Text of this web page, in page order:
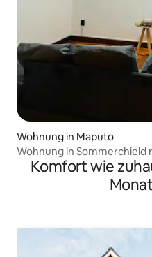
Wohnung in Maputo
Wohnung in Sommerchield
Klimaanlage und Parkplatz!
Komfort wie